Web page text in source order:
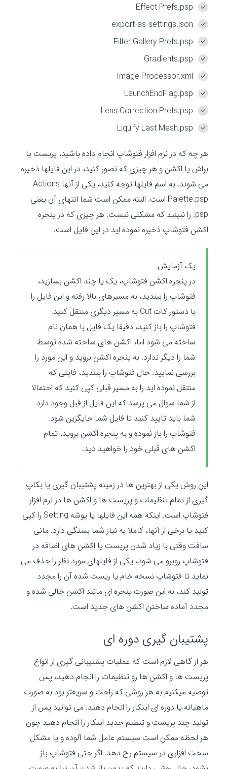
Effect Prefs.psp
export-as-settings.json
Filter Gallery Prefs.psp
Gradients.psp
Image Processor.xml
LaunchEndFlag.psp
Lens Correction Prefs.psp
Liquify Last Mesh.psp
هر چه که در نرم افزار فتوشاپ انجام داده باشید، پریست یا
براش یا اکشن و هر چیزی که تصور کنید، در این فایلها ذخیره
می شوند. به اسم فایلها توجه کنید، یکی از آنها Actions
Palette.psp است. البته ممکن است شما انتهای آن یعنی
psp. را نبینید که مشکلی نیست. هر چیزی که در پنجره
اکشن فتوشاپ ذخیره نموده اید در این فایل است.
یک آزمایش
در پنجره اکشن فتوشاپ، یک یا چند اکشن بسازید،
فتوشاپ را ببندید، به مسیرهای بالا رفته و این فایل را
با دستور کات Cut به مسیر دیگری منتقل کنید.
فتوشاپ را باز کنید، دقیقا یک فایل با همان نام
ساخته می شود اما، اکشن های ساخته شده توسط
شما را دیگر ندارد. به پنجره اکشن بروید و این مورد را
بررسی نمایید. حال فتوشاپ را ببندید، فایلی که
منتقل نموده اید را به مسیر قبلی کپی کنید که احتمالا
از شما سوال می پرسد که این فایل از قبل وجود دارد
شما باید تایید کنید تا فایل شما جایگزین شود.
فتوشاپ را باز نموده و به پنجره اکشن بروید، تمام
اکشن های قبلی خود را خواهید دید.
این روش یکی از بهترین ها در زمینه پشتیبان گیری یا بکاپ
گیری از تمام تنظیمات و پریست ها و اکشن ها در نرم افزار
فتوشاپ است. اینکه همه این فایلها یا پوشه Setting را کپی
کنید یا برخی از آنها، کاملا به نیاز شما بستگی دارد. مانی
سافت وقتی با زیاد شدن پریست یا اکشن های اضافه در
فتوشاپ روبرو می شود، یکی از فایلهای مورد نظر را حذف می
نماید تا فتوشاپ نسخه خام یا ریست شده آن را مجدد
تولید کند، به این صورت پنجره ای مانند اکشن خالی شده و
مجدد آماده ساختن اکشن های جدید است.
پشتیبان گیری دوره ای
هر از گاهی لازم است که عملیات پشتیبانی گیری از انواع
پریست ها و اکشن ها رو تنظیمات را انجام دهید، پس
توصیه میکنیم به هر روشی که راحت و سریعتر بود به صورت
ماهیانه یا دوره ای اینکار را انجام دهید. می توانید پس از
تولید چند پریست و تنظیم جدید اینکار را انجام دهید چون
هر لحظه ممکن است سیستم عامل شما آلوده و یا مشکل
سخت افزاری در سیستم رخ دهد. اگر حتی فتوشاپ باز